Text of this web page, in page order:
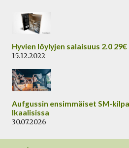
sisältöön
Hyvien löylyjen salaisuus 2.0 29€
15.12.2022
Aufgussin ensimmäiset SM-
Ikaalisissa
30.07.2026